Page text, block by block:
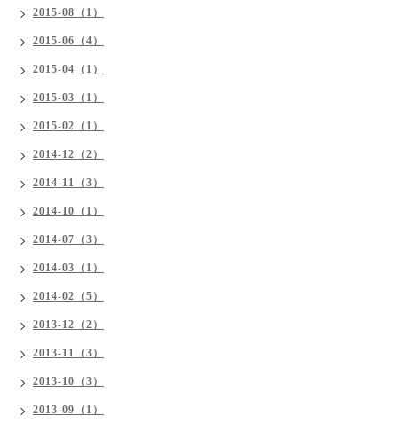
2015-08（1）
2015-06（4）
2015-04（1）
2015-03（1）
2015-02（1）
2014-12（2）
2014-11（3）
2014-10（1）
2014-07（3）
2014-03（1）
2014-02（5）
2013-12（2）
2013-11（3）
2013-10（3）
2013-09（1）